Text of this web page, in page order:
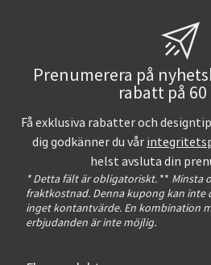
Prenumerera på
rabatt på
Få exklusiva rabatter och
dig godkänner du vår
helst avsluta din
* Detta fält är obligatoriskt. ** Minsta
fraktkostnad. Denna kupong kan inte
inget kontantvärde. En kombination
erbjudanden är inte möjlig.